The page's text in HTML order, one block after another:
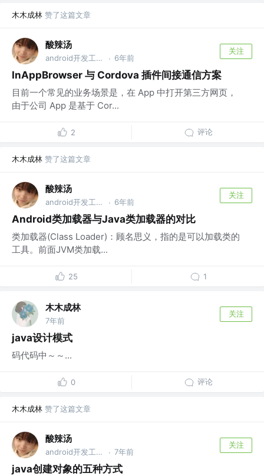
木木成林 赞了这篇文章
酸辣汤
android开发工程师 · 6年前
关注
InAppBrowser 与 Cordova 插件间接通信方案
目前一个常见的业务场景是，在 App 中打开第三方网页，
由于公司 App 是基于 Cor...
2 评论
木木成林 赞了这篇文章
酸辣汤
android开发工程师 · 6年前
关注
Android类加载器与Java类加载器的对比
类加载器(Class Loader)：顾名思义，指的是可以加载类的
工具。前面JVM类加载...
25 1
木木成林
7年前
关注
java设计模式
码代码中～～...
0 评论
木木成林 赞了这篇文章
酸辣汤
android开发工程师 · 7年前
关注
java创建对象的五种方式